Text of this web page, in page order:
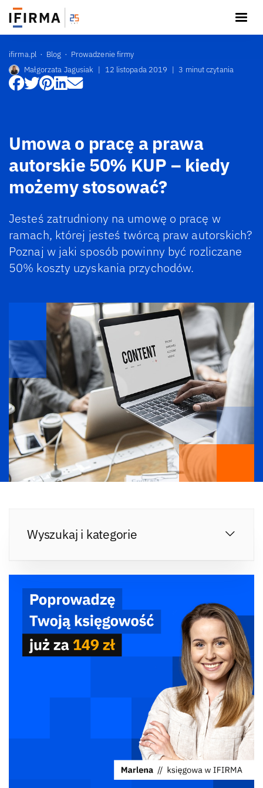
ifirma.pl Blog
Prowadzenie firmy
Małgorzata Jagusiak | 12 listopada 2019 | 3 minut czytania
Umowa o pracę a prawa
autorskie 50% KUP – kiedy
możemy stosować?
Jesteś zatrudniony na umowę o pracę w
ramach, której jesteś twórcą praw autorskich?
Poznaj w jaki sposób powinny być rozliczane
50% koszty uzyskania przychodów.
Wyszukaj i kategorie